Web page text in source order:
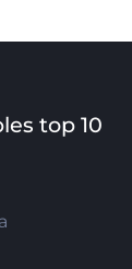
top 10